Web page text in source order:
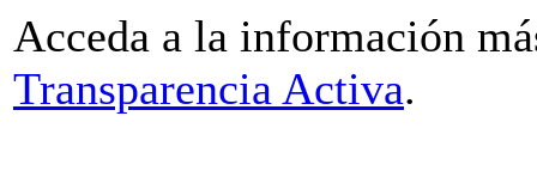
Acceda a la información
Transparencia Activa.